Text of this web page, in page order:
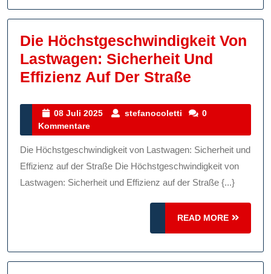
Die Höchstgeschwindigkeit Von
Lastwagen: Sicherheit Und
Effizienz Auf Der Straße
Von
Sicherheit
Und
Effizienz
Auf
Der
08 Juli 2025
08
2025
stefanocoletti stefanocoletti
0
Kommentare
Die Höchstgeschwindigkeit von Lastwagen: Sicherheit und
Effizienz auf der Straße Die Höchstgeschwindigkeit von
Lastwagen: Sicherheit und Effizienz auf der Straße {...}
READ MORE
READ
MORE